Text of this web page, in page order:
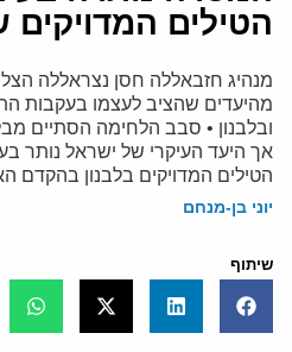
הטילים המדויקים
מנהיג חזבאללה חסן נצראללה
מהיעדים שהציב לעצמו בעקבות
ובלבנון • סבב הלחימה הסתיים
אך היעד העיקרי של ישראל נותר
הטילים המדויקים בלבנון בהקדם
יוני בן-מנחם
שיתוף